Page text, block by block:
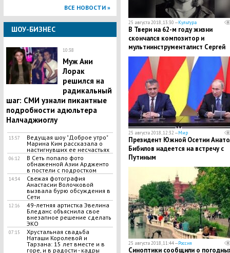
ВСЕ НОВОСТИ »
ШОУ-БИЗНЕС
10:38
​Муж Ани
Лорак
решился на
радикальный
шаг: СМИ узнали пикантные
подробности адюльтера
Налчаджиоглу
13:57
Ведущая шоу "Доброе утро"
Марина Ким рассказала о
настигнувших ее несчастьях
06:12
В Сеть попало фото
обнаженной Азии Ардженто
в постели с подростком
14:34
Свежая фотография
Анастасии Волочковой
вызвала бурю обсуждения в
Сети
12:16
49-летняя артистка Эвелина
Бледанс объяснила свое
внезапное решение сделать
ЭКО
07:15
​Хрустальная свадьба
Наташи Королевой и
Тарзана: 15 лет вместе и в
горе, и в радости - кадры
25 августа 2018, 13:30 —Культура
В Твери на 62-м году жизни
скончался композитор и
мультиинструменталист Сергей
Локтев
25 августа 2018, 12:32 —Мир
Президент Южной Осетии
Бибилов надеется на встречу с
Путиным
25 августа 2018, 11:44 —Россия
​Синоптики сообщили о